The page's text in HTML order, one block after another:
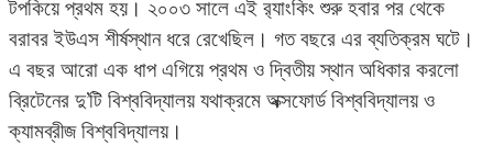
টপকিয়ে প্রথম হয়। ২০০৩ সালে এই র‌্যাংকিং শুরু হবার পর থেকে
বরাবর ইউএস শীর্ষস্থান ধরে রেখেছিল। গত বছরে এর ব্যতিক্রম ঘটে।
এ বছর আরো এক ধাপ এগিয়ে প্রথম ও দ্বিতীয় স্থান অধিকার করলো
ব্রিটেনের দু’টি বিশ্ববিদ্যালয় যথাক্রমে অক্সফোর্ড বিশ্ববিদ্যালয় ও
ক্যামব্রীজ বিশ্ববিদ্যালয়।